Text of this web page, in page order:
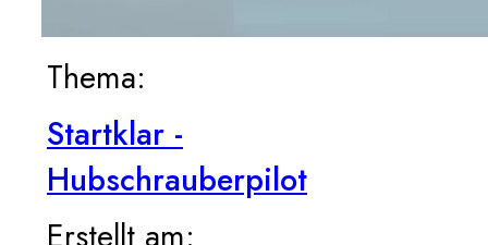
Thema:
Startklar -
Hubschrauberpilot